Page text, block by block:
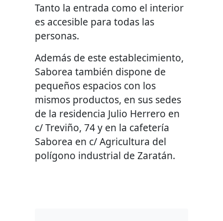
Tanto la entrada como el interior
es accesible para todas las
personas.
Además de este establecimiento,
Saborea también dispone de
pequeños espacios con los
mismos productos, en sus sedes
de la residencia Julio Herrero en
c/ Treviño, 74 y en la cafetería
Saborea en c/ Agricultura del
polígono industrial de Zaratán.